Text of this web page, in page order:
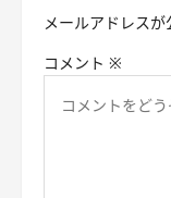
ー
シ
ョ
メールアドレスが
コメント ※